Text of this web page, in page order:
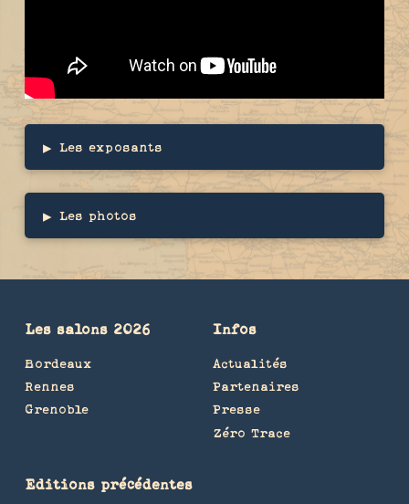
▸ Les exposants
▸ Les photos
Les salons 2026
Bordeaux
Rennes
Grenoble
Infos
Actualités
Partenaires
Presse
Zéro Trace
Editions précédentes